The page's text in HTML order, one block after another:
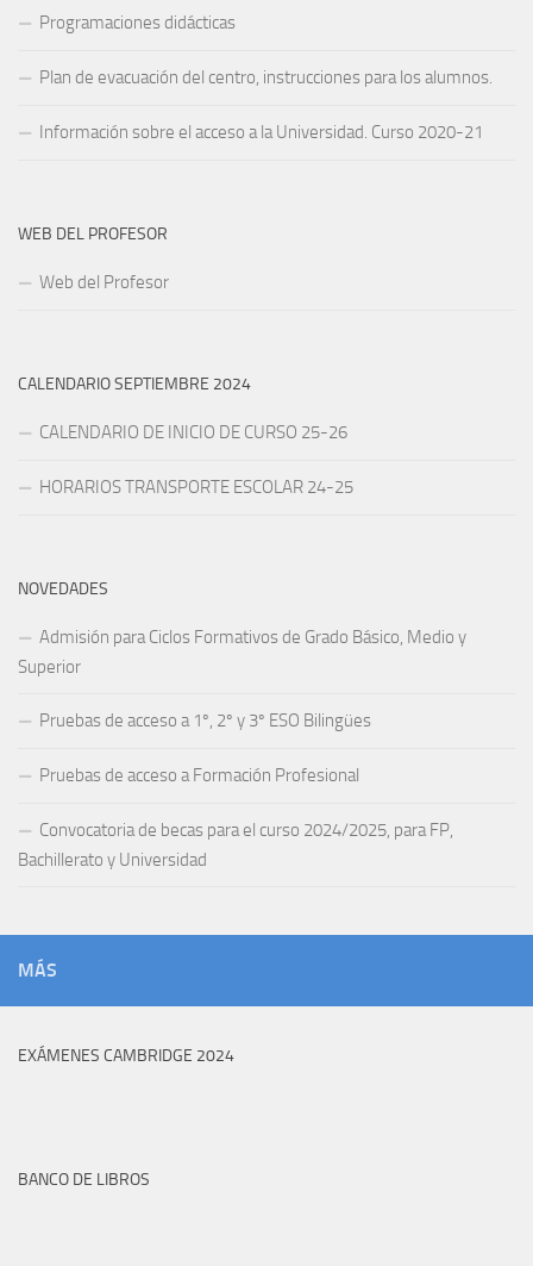
Programaciones didácticas
Plan de evacuación del centro, instrucciones para los alumnos.
Información sobre el acceso a la Universidad. Curso 2020-21
WEB DEL PROFESOR
Web del Profesor
CALENDARIO SEPTIEMBRE 2024
CALENDARIO DE INICIO DE CURSO 25-26
HORARIOS TRANSPORTE ESCOLAR 24-25
NOVEDADES
Admisión para Ciclos Formativos de Grado Básico, Medio y
Superior
Pruebas de acceso a 1º, 2º y 3º ESO Bilingües
Pruebas de acceso a Formación Profesional
Convocatoria de becas para el curso 2024/2025, para FP,
Bachillerato y Universidad
MÁS
EXÁMENES CAMBRIDGE 2024
BANCO DE LIBROS